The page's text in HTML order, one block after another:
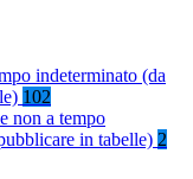
indeterminato (da
102
non a tempo
in tabelle) 2